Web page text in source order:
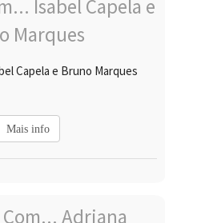
Capela e Bruno Marques
Mais info